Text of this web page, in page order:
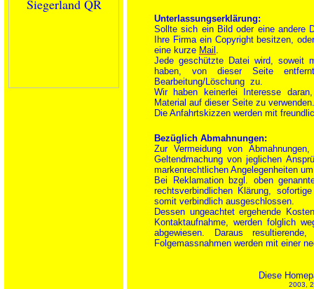
Unterlassungserklärung:
Sollte sich ein Bild oder eine andere
Ihre Firma ein Copyright besitzen,
eine kurze Mail
Jede geschützte Datei wird, soweit
haben, von dieser Seite
Bearbeitung/Löschung zu.
Wir haben keinerlei Interesse
Material auf dieser Seite zu verwenden.
Die Anfahrtskizzen werden mit
Bezüglich Abmahnungen:
Zur Vermeidung von
Geltendmachung von jeglichen
markenrechtlichen Angelegenheiten
Bei Reklamation bzgl. oben
rechtsverbindlichen Klärung,
somit verbindlich ausgeschlossen.
Dessen ungeachtet ergehende
Kontaktaufnahme, werden folglich
abgewiesen. Daraus
Folgemassnahmen werden mit einer
Diese
2003,